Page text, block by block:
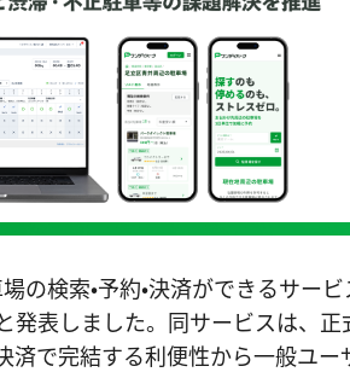
検索・予約・決済ができるサービ
発表しました。同サービスは、正
で完結する利便性から一般ユー